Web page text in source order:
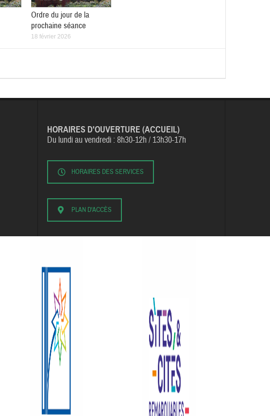
Ordre du jour de la
prochaine séance
18 février 2026
HORAIRES D'OUVERTURE (ACCUEIL)
Du lundi au vendredi : 8h30-12h / 13h30-17h
HORAIRES DES SERVICES
PLAN D'ACCÈS